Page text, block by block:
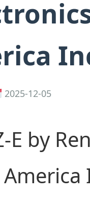
2025-12-05
E by